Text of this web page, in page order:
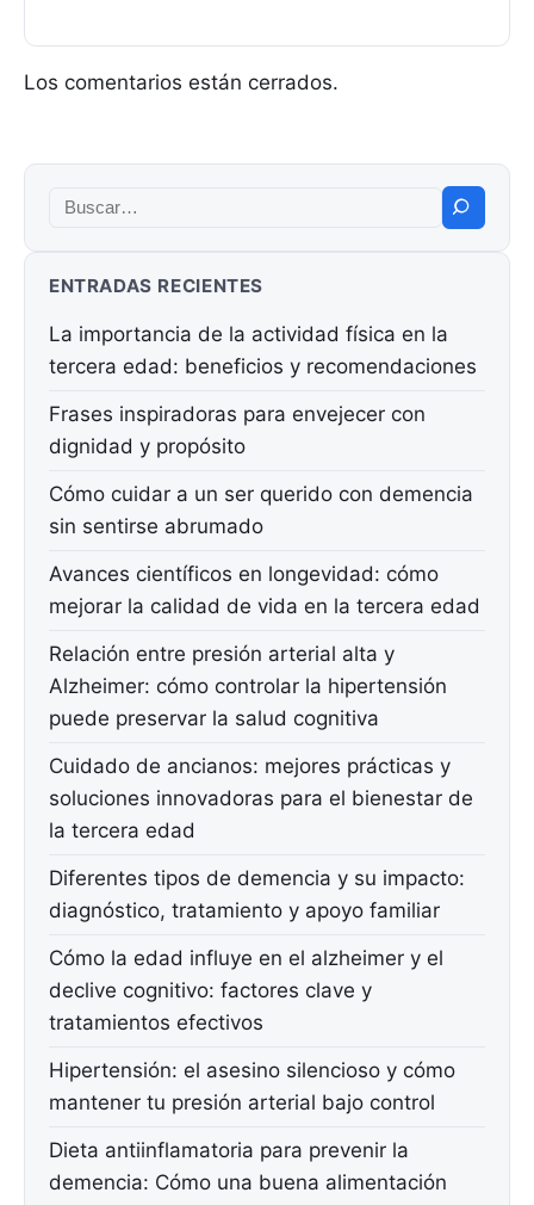
Los comentarios están cerrados.
Buscar:
ENTRADAS RECIENTES
La importancia de la actividad física en la
tercera edad: beneficios y recomendaciones
Frases inspiradoras para envejecer con
dignidad y propósito
Cómo cuidar a un ser querido con demencia
sin sentirse abrumado
Avances científicos en longevidad: cómo
mejorar la calidad de vida en la tercera edad
Relación entre presión arterial alta y
Alzheimer: cómo controlar la hipertensión
puede preservar la salud cognitiva
Cuidado de ancianos: mejores prácticas y
soluciones innovadoras para el bienestar de
la tercera edad
Diferentes tipos de demencia y su impacto:
diagnóstico, tratamiento y apoyo familiar
Cómo la edad influye en el alzheimer y el
declive cognitivo: factores clave y
tratamientos efectivos
Hipertensión: el asesino silencioso y cómo
mantener tu presión arterial bajo control
Dieta antiinflamatoria para prevenir la
demencia: Cómo una buena alimentación